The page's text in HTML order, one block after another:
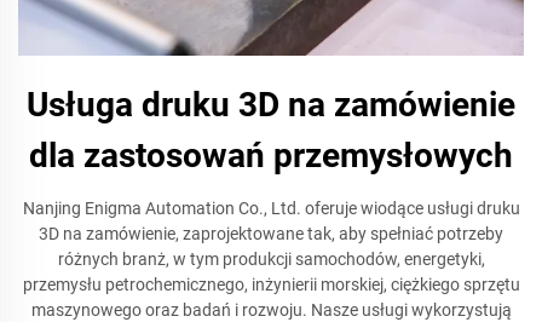
Usługa druku 3D na zamówienie
dla zastosowań przemysłowych
Nanjing Enigma Automation Co., Ltd. oferuje wiodące usługi druku
3D na zamówienie, zaprojektowane tak, aby spełniać potrzeby
różnych branż, w tym produkcji samochodów, energetyki,
przemysłu petrochemicznego, inżynierii morskiej, ciężkiego sprzętu
maszynowego oraz badań i rozwoju. Nasze usługi wykorzystują